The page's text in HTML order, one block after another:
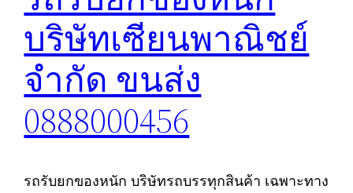
บริษัทเซียนพาณิชย์
จำกัด ขนส่ง
0888000456
รถรับยกของหนัก บริษัทรถบรรทุกสินค้า เฉพาะทาง